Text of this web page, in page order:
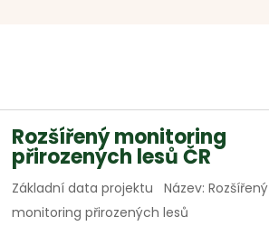
Rozšířený monitoring
přirozených lesů ČR
Základní data projektu Název: Rozšířený
monitoring přirozených lesů